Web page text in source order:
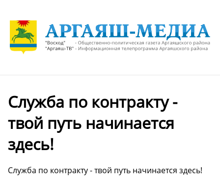
Служба по контракту -
твой путь начинается
здесь!
Служба по контракту - твой путь начинается здесь!